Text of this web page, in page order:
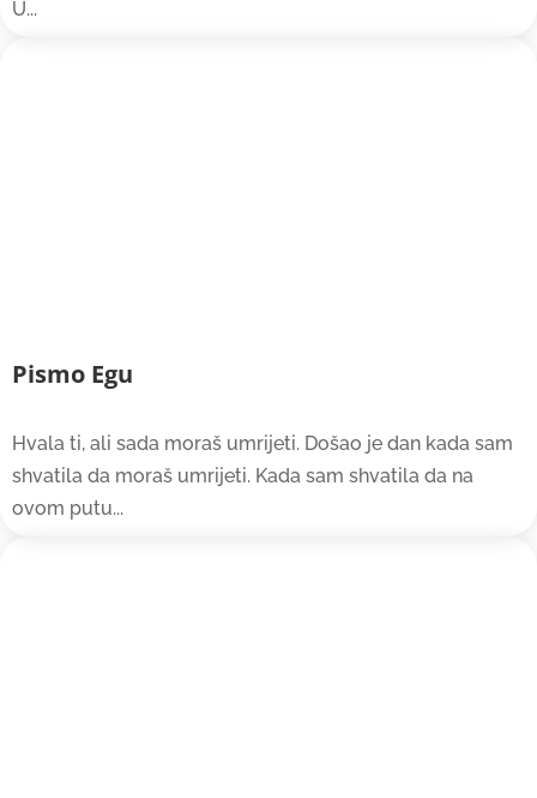
U...
Pismo Egu
Hvala ti, ali sada moraš umrijeti. Došao je dan kada sam
shvatila da moraš umrijeti. Kada sam shvatila da na
ovom putu...